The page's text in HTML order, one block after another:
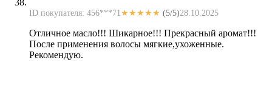
ID покупателя: 456***71 ★★★★★ (5/5)28.10.2025
Отличное масло!!! Шикарное!!! Прекрасный аромат!!!
После применения волосы мягкие,ухоженные.
Рекомендую.